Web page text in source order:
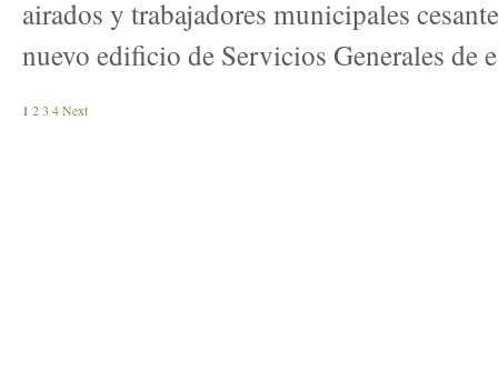
airados y trabajadores municipales
nuevo edificio de Servicios Generales de
1 23 4Next